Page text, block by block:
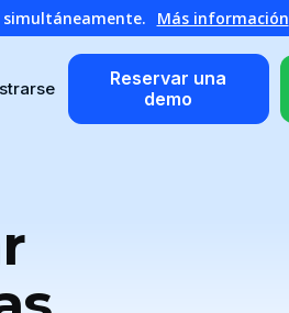
Más información
Reservar una
demo